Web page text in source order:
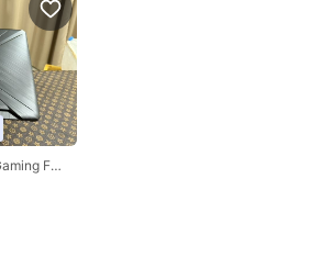
Notebook Asus TUF Gaming FX505DT-HN458T GTX1650 ดูหนังฟังเพลงทำงาน ทั่วไปสบายมาก สอบถามได้คัฟ